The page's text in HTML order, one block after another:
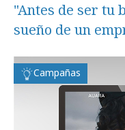
"Antes de ser tu
sueño de un
Campañas